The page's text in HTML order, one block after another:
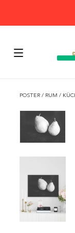
POSTER / RUM /